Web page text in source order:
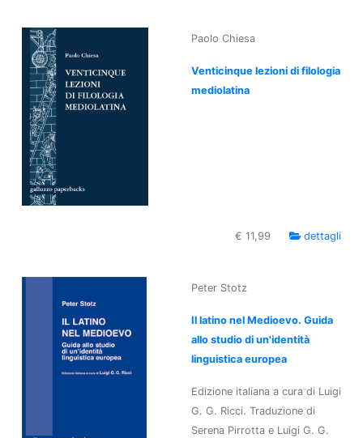
Paolo Chiesa
Venticinque lezioni di filologia
mediolatina
€ 11,99 dettagli
Peter Stotz
Il latino nel Medioevo. Guida
allo studio di un'identità
linguistica europea
Edizione italiana a cura di Luigi
G. G. Ricci. Traduzione di
Serena Pirrotta e Luigi G. G.